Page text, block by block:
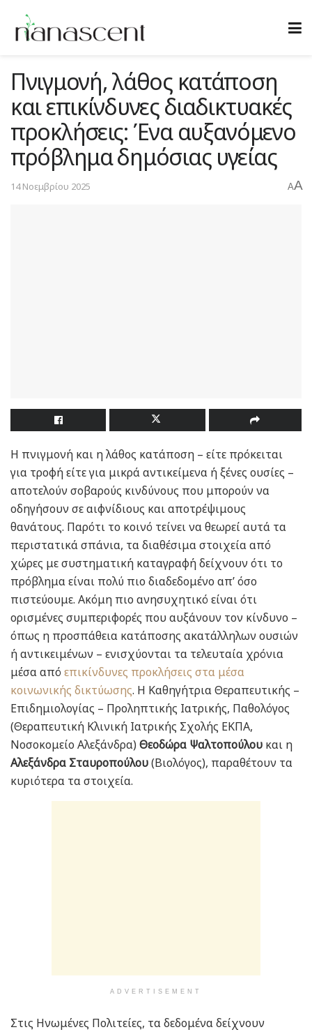
Πνιγμονή, λάθος κατάποση
και επικίνδυνες διαδικτυακές
προκλήσεις: Ένα αυξανόμενο
πρόβλημα δημόσιας υγείας
14 Νοεμβρίου 2025 AA
Η πνιγμονή και η λάθος κατάποση – είτε πρόκειται
για τροφή είτε για μικρά αντικείμενα ή ξένες ουσίες –
αποτελούν σοβαρούς κινδύνους που μπορούν να
οδηγήσουν σε αιφνίδιους και αποτρέψιμους
θανάτους. Παρότι το κοινό τείνει να θεωρεί αυτά τα
περιστατικά σπάνια, τα διαθέσιμα στοιχεία από
χώρες με συστηματική καταγραφή δείχνουν ότι το
πρόβλημα είναι πολύ πιο διαδεδομένο απ’ όσο
πιστεύουμε. Ακόμη πιο ανησυχητικό είναι ότι
ορισμένες συμπεριφορές που αυξάνουν τον κίνδυνο –
όπως η προσπάθεια κατάποσης ακατάλληλων ουσιών
ή αντικειμένων – ενισχύονται τα τελευταία χρόνια
μέσα από επικίνδυνες προκλήσεις στα μέσα
κοινωνικής δικτύωσης. Η Καθηγήτρια Θεραπευτικής –
Επιδημιολογίας – Προληπτικής Ιατρικής, Παθολόγος
(Θεραπευτική Κλινική Ιατρικής Σχολής ΕΚΠΑ,
Νοσοκομείο Αλεξάνδρα) Θεοδώρα Ψαλτοπούλου και η
Αλεξάνδρα Σταυροπούλου(Βιολόγος), παραθέτουν τα
κυριότερα τα στοιχεία.
ADVERTISEMENT
Στις Ηνωμένες Πολιτείες, τα δεδομένα δείχνουν